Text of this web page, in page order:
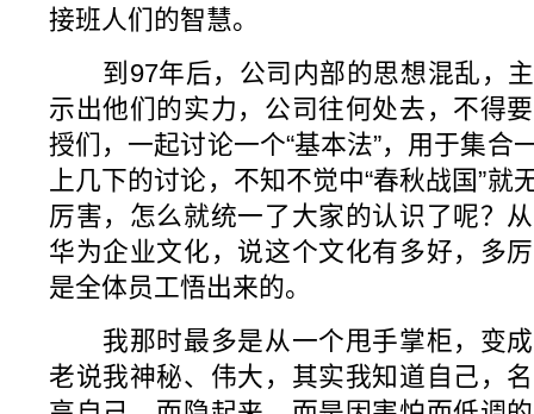
接班人们的智慧。
到97年后，公司内部的思想混乱，主
示出他们的实力，公司往何处去，不得
授们，一起讨论一个“基本法”，用于集合
上几下的讨论，不知不觉中“春秋战国”
厉害，怎么就统一了大家的认识了呢？
华为企业文化，说这个文化有多好，多
是全体员工悟出来的。
我那时最多是从一个甩手掌柜，变成
老说我神秘、伟大，其实我知道自己，